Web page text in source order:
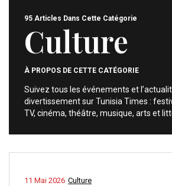
95 Articles Dans Cette Catégorie
Culture
À PROPOS DE CETTE CATÉGORIE
Suivez tous les événements et
divertissement sur Tunisia Times :
TV, cinéma, théâtre, musique, arts et
Culture
11 Mai 2026